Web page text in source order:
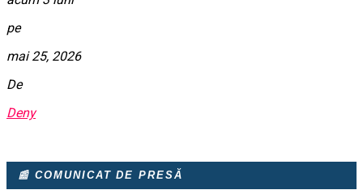
pe
mai 25, 2026
De
Deny
📰 COMUNICAT DE PRESĂ